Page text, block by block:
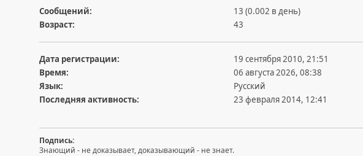
Сообщений:
13 (0.002 в день)
Возраст:
43
Дата регистрации:
19 сентября 2010, 21:51
Время:
06 августа 2026, 08:38
Язык:
Русский
Последняя активность:
23 февраля 2014, 12:41
Подпись:
Знающий - не доказывает, доказывающий - не знает.